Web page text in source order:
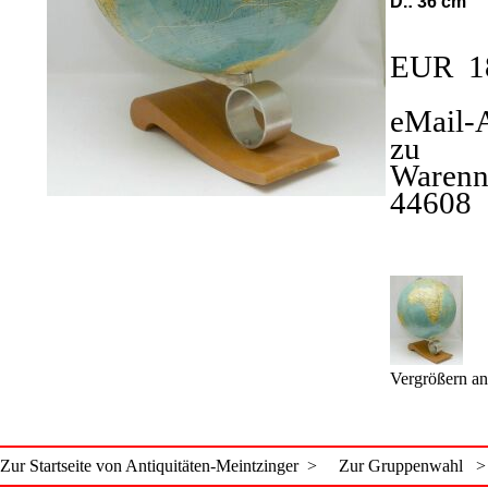
EUR
eMail-
zu
44608
Vergrößern
Zur Startseite von Antiquitäten-Meintzinger > Zur Gruppenwahl >